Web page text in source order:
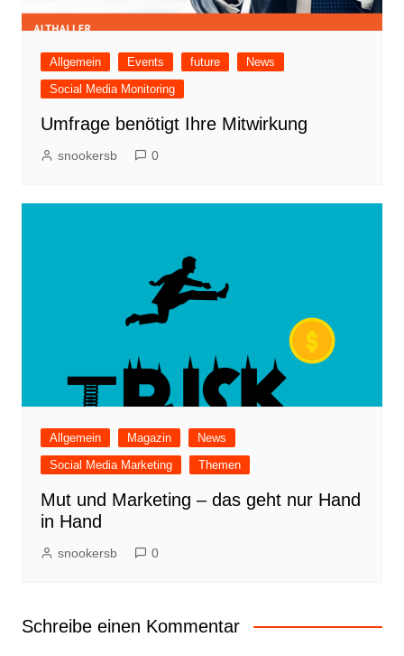
Allgemein Events future
News
Social Media Monitoring
Umfrage benötigt Ihre Mitwirkung
snookersb 0
Allgemein Magazin
News
Social Media Marketing
Themen
Mut und Marketing – das geht nur Hand
in Hand
snookersb 0
Schreibe einen Kommentar